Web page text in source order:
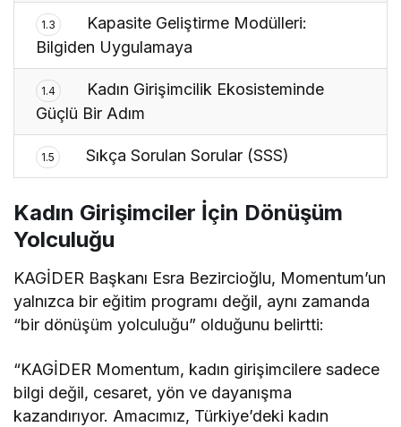
1.3
Kapasite Geliştirme Modülleri:
Bilgiden Uygulamaya
1.4
Kadın Girişimcilik Ekosisteminde
Güçlü Bir Adım
1.5 Sıkça Sorulan Sorular (SSS)
Kadın Girişimciler İçin Dönüşüm
Yolculuğu
KAGİDER Başkanı Esra Bezircioğlu, Momentum’un
yalnızca bir eğitim programı değil, aynı zamanda
“bir dönüşüm yolculuğu” olduğunu belirtti:
“KAGİDER Momentum, kadın girişimcilere sadece
bilgi değil, cesaret, yön ve dayanışma
kazandırıyor. Amacımız, Türkiye’deki kadın